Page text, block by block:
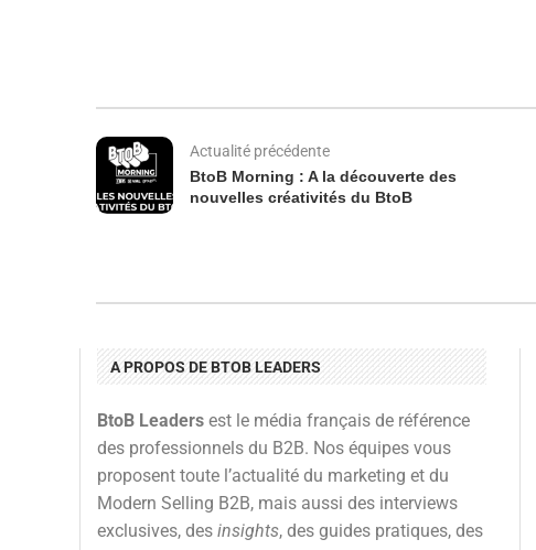
Actualité précédente
BtoB Morning : A la découverte des
nouvelles créativités du BtoB
A PROPOS DE BTOB LEADERS
BtoB Leaders est le média français de référence
des professionnels du B2B. Nos équipes vous
proposent toute l’actualité du marketing et du
Modern Selling B2B, mais aussi des interviews
exclusives, des insights, des guides pratiques, des